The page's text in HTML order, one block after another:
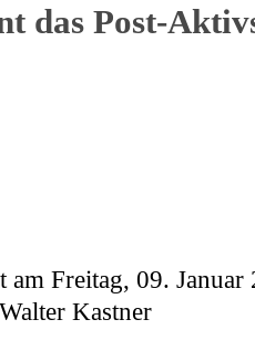
das Post-
am Freitag, 09. Januar
Kastner